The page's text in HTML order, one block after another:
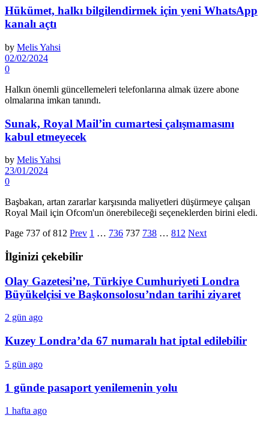
Hükümet, halkı bilgilendirmek için yeni WhatsApp
kanalı açtı
by Melis Yahsi
02/02/2024
0
Halkın önemli güncellemeleri telefonlarına almak üzere abone
olmalarına imkan tanındı.
Sunak, Royal Mail’in cumartesi çalışmamasını
kabul etmeyecek
by Melis Yahsi
23/01/2024
0
Başbakan, artan zararlar karşısında maliyetleri düşürmeye çalışan
Royal Mail için Ofcom'un önerebileceği seçeneklerden birini eledi.
Page 737 of 812 Prev 1 … 736 737 738 … 812 Next
İlginizi çekebilir
Olay Gazetesi’ne, Türkiye Cumhuriyeti Londra
Büyükelçisi ve Başkonsolosu’ndan tarihi ziyaret
2 gün ago
Kuzey Londra’da 67 numaralı hat iptal edilebilir
5 gün ago
1 günde pasaport yenilemenin yolu
1 hafta ago